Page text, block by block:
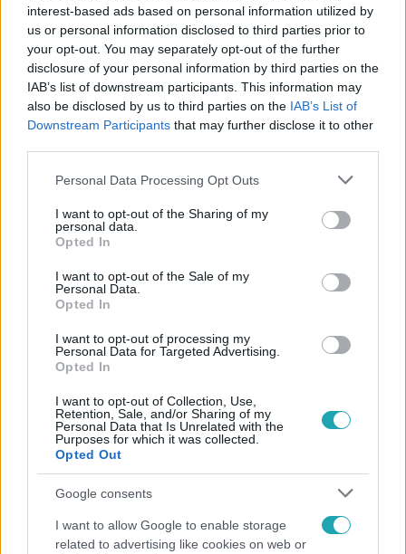
interest-based ads based on personal information utilized by
us or personal information disclosed to third parties prior to
your opt-out. You may separately opt-out of the further
disclosure of your personal information by third parties on the
IAB’s list of downstream participants. This information may
also be disclosed by us to third parties on the IAB’s List of
Downstream Participants that may further disclose it to other
Please note that this website/app uses one or more Google
not limited to your visit or usage behaviour. You may click to
grant or deny consent to Google and its third-party tags to
use your data for below specified purposes in below Google
consent section.
Personal Data Processing Opt Outs
I want to opt-out of the Sharing of my
personal data.
Opted In
I want to opt-out of the Sale of my
Personal Data.
Opted In
I want to opt-out of processing my
Personal Data for Targeted Advertising.
Opted In
I want to opt-out of Collection, Use,
Retention, Sale, and/or Sharing of my
Personal Data that Is Unrelated with the
Purposes for which it was collected.
Opted Out
Google consents
I want to allow Google to enable storage
related to advertising like cookies on web or
#BALESET-BŰNÜGY #M7 #AUTÓPÁLYA #AUTÓ
Népszerű
Rubint Réka: A mai napig nem jött vissza a 100%-